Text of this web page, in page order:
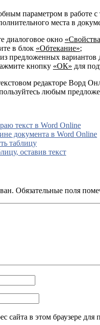
параметром в работе с
места в
диалоговое окно
в блок «Обтекание»;
предложенных вариантов
кнопку «ОК» для
редакторе Ворд
любым
текст в Word Online
документа в Word Online
таблицу
оставив текст
Обязательные поля
сайта в этом браузере